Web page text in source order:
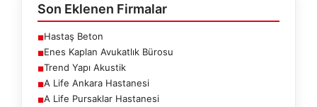
Son Eklenen Firmalar
■Hastaş Beton
■Enes Kaplan Avukatlık Bürosu
■Trend Yapı Akustik
■A Life Ankara Hastanesi
■A Life Pursaklar Hastanesi